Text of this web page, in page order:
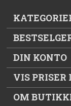
DIN KONTO
VIS
OM